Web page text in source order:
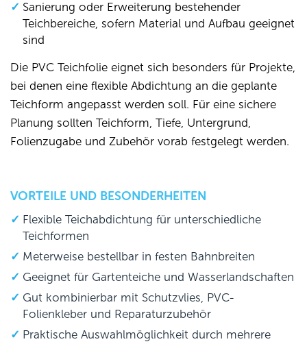
Sanierung oder Erweiterung bestehender
Teichbereiche, sofern Material und Aufbau geeignet
sind
Die PVC Teichfolie eignet sich besonders für Projekte,
bei denen eine flexible Abdichtung an die geplante
Teichform angepasst werden soll. Für eine sichere
Planung sollten Teichform, Tiefe, Untergrund,
Folienzugabe und Zubehör vorab festgelegt werden.
VORTEILE UND BESONDERHEITEN
Flexible Teichabdichtung für unterschiedliche
Teichformen
Meterweise bestellbar in festen Bahnbreiten
Geeignet für Gartenteiche und Wasserlandschaften
Gut kombinierbar mit Schutzvlies, PVC-
Folienkleber und Reparaturzubehör
Praktische Auswahlmöglichkeit durch mehrere